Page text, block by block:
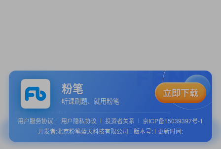
粉笔
听课刷题、就用粉笔
用户服务协议 用户隐私协议 投资者关系
京ICP备15039397号-1
开发者:北京粉笔蓝天科技有限公司
版本号: 更新时间: